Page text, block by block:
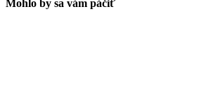
Mohlo by sa vám páčiť